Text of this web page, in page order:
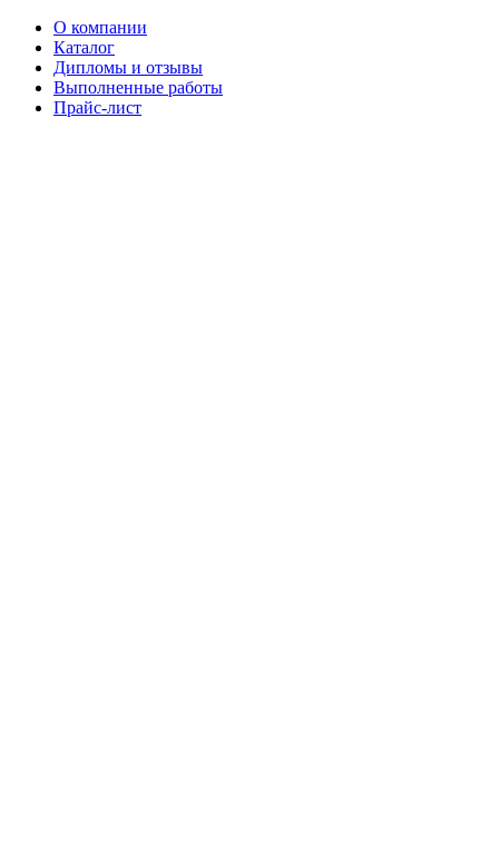
О компании
Каталог
Дипломы и отзывы
Выполненные работы
Прайс-лист